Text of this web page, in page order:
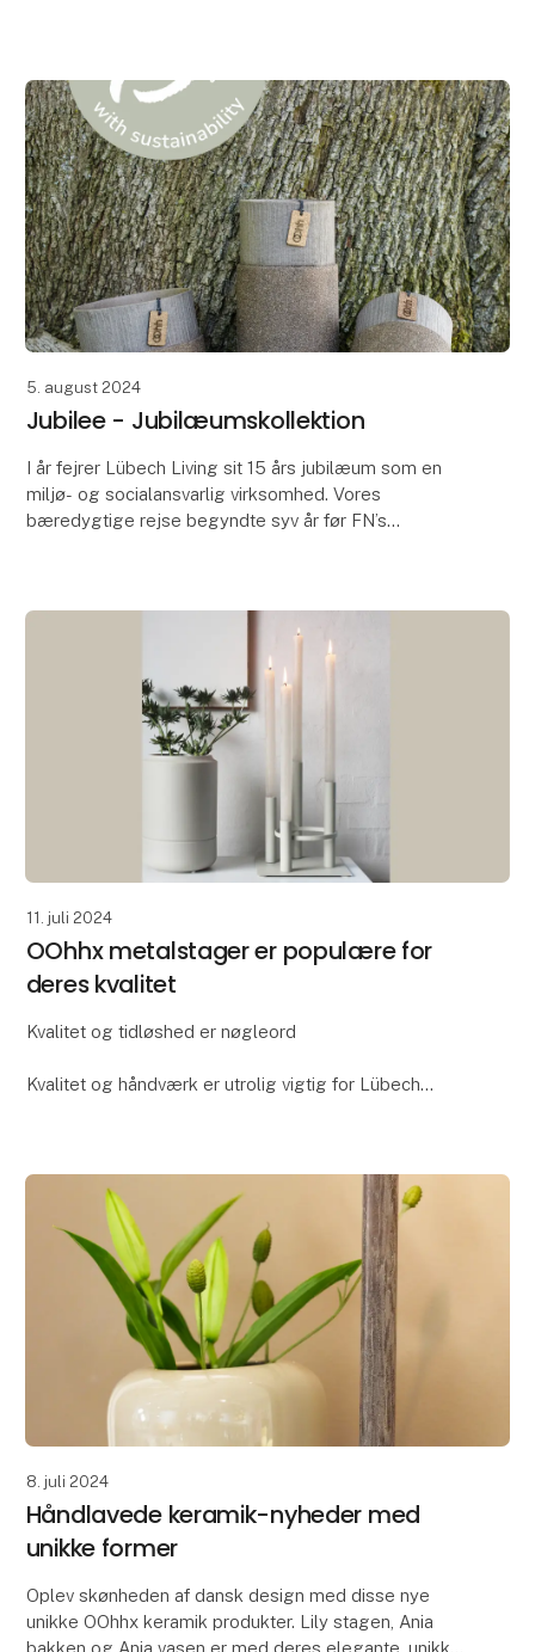
5. august 2024
Jubilee - Jubilæumskollektion
I år fejrer Lübech Living sit 15 års jubilæum som en
miljø- og socialansvarlig virksomhed. Vores
bæredygtige rejse begyndte syv år før FN’s
11. juli 2024
OOhhx metalstager er populære for
deres kvalitet
Kvalitet og tidløshed er nøgleord
Kvalitet og håndværk er utrolig vigtig for Lübech
8. juli 2024
Håndlavede keramik-nyheder med
unikke former
Oplev skønheden af dansk design med disse nye
unikke OOhhx keramik produkter. Lily stagen, Ania
bakken og Ania vasen er med deres elegante, unikke